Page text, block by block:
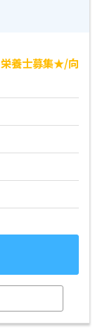
養士募集★/向